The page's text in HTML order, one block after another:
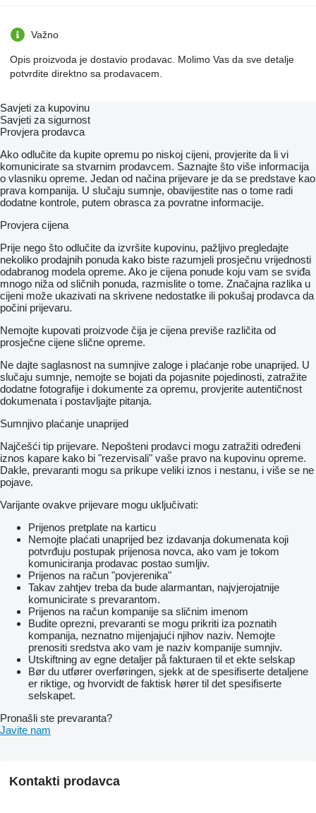
Važno
Opis proizvoda je dostavio prodavac. Molimo Vas da sve detalje
potvrdite direktno sa prodavacem.
Savjeti za kupovinu
Savjeti za sigurnost
Provjera prodavca
Ako odlučite da kupite opremu po niskoj cijeni, provjerite da li vi
komunicirate sa stvarnim prodavcem. Saznajte što više informacija
o vlasniku opreme. Jedan od načina prijevare je da se predstave kao
prava kompanija. U slučaju sumnje, obavijestite nas o tome radi
dodatne kontrole, putem obrasca za povratne informacije.
Provjera cijena
Prije nego što odlučite da izvršite kupovinu, pažljivo pregledajte
nekoliko prodajnih ponuda kako biste razumjeli prosječnu vrijednosti
odabranog modela opreme. Ako je cijena ponude koju vam se sviđa
mnogo niža od sličnih ponuda, razmislite o tome. Značajna razlika u
cijeni može ukazivati ​​na skrivene nedostatke ili pokušaj prodavca da
počini prijevaru.
Nemojte kupovati proizvode čija je cijena previše različita od
prosječne cijene slične opreme.
Ne dajte saglasnost na sumnjive zaloge i plaćanje robe unaprijed. U
slučaju sumnje, nemojte se bojati da pojasnite pojedinosti, zatražite
dodatne fotografije i dokumente za opremu, provjerite autentičnost
dokumenata i postavljajte pitanja.
Sumnjivo plaćanje unaprijed
Najčešći tip prijevare. Nepošteni prodavci mogu zatražiti određeni
iznos kapare kako bi "rezervisali" vaše pravo na kupovinu opreme.
Dakle, prevaranti mogu sa prikupe veliki iznos i nestanu, i više se ne
pojave.
Varijante ovakve prijevare mogu uključivati:
Prijenos pretplate na karticu
Nemojte plaćati unaprijed bez izdavanja dokumenata koji
potvrđuju postupak prijenosa novca, ako vam je tokom
komuniciranja prodavac postao sumljiv.
Prijenos na račun "povjerenika"
Takav zahtjev treba da bude alarmantan, najvjerojatnije
komunicirate s prevarantom.
Prijenos na račun kompanije sa sličnim imenom
Budite oprezni, prevaranti se mogu prikriti iza poznatih
kompanija, neznatno mijenjajući njihov naziv. Nemojte
prenositi sredstva ako vam je naziv kompanije sumnjiv.
Utskiftning av egne detaljer på fakturaen til et ekte selskap
Bør du utfører overføringen, sjekk at de spesifiserte detaljene
er riktige, og hvorvidt de faktisk hører til det spesifiserte
selskapet.
Pronašli ste prevaranta?
Javite nam
Kontakti prodavca